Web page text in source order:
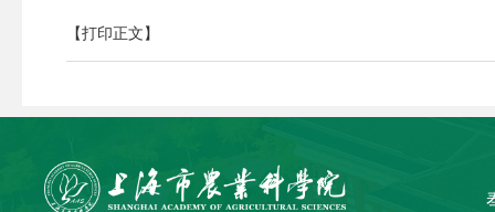
【打印正文】